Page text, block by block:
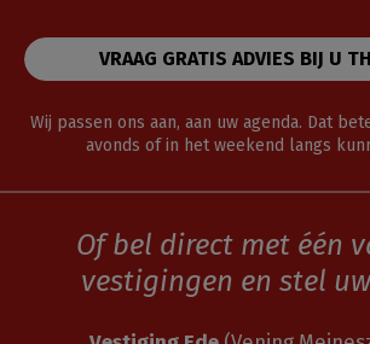
VRAAG GRATIS ADVIES BIJ U
Wij passen ons aan, aan uw agenda. Dat
avonds of in het weekend langs
Of bel direct met één
vestigingen en stel